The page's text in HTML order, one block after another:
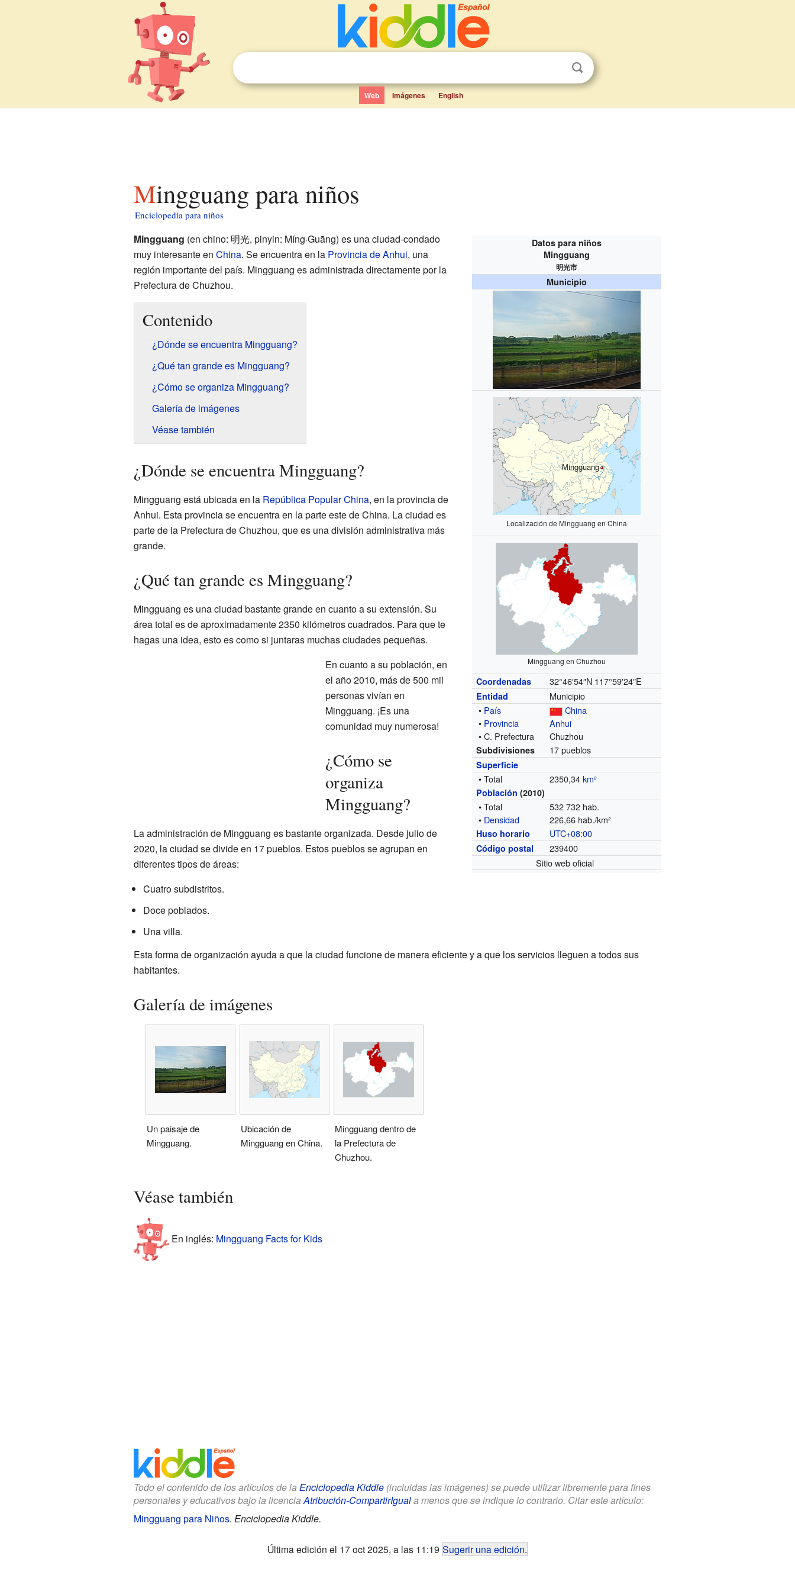
Web Imágenes English
Mingguang para niños
Enciclopedia para niños
Datos para niños
Mingguang
明光市
Municipio
Mingguang
Localización de Mingguang en China
Mingguang en Chuzhou
Coordenadas 32°46′54″N 117°59′24″E
Entidad
Municipio
• País
China
• Provincia
Anhui
• C. Prefectura
Chuzhou
Subdivisiones 17 pueblos
Superficie
• Total 2350,34km²
Población (2010)
• Total
532 732 hab.
• Densidad 226,66 hab./km²
Huso horario UTC+08:00
Código postal
239400
Sitio web oficial
Mingguang (en chino: 明光, pinyin: Míng·Guāng) es una ciudad-condado
muy interesante en China. Se encuentra en la Provincia de Anhui, una
región importante del país. Mingguang es administrada directamente por la
Prefectura de Chuzhou.
Contenido
¿Dónde se encuentra Mingguang?
¿Qué tan grande es Mingguang?
¿Cómo se organiza Mingguang?
Galería de imágenes
Véase también
¿Dónde se encuentra Mingguang?
Mingguang está ubicada en la República Popular China, en la provincia de
Anhui. Esta provincia se encuentra en la parte este de China. La ciudad es
parte de la Prefectura de Chuzhou, que es una división administrativa más
grande.
¿Qué tan grande es Mingguang?
Mingguang es una ciudad bastante grande en cuanto a su extensión. Su
área total es de aproximadamente 2350 kilómetros cuadrados. Para que te
hagas una idea, esto es como si juntaras muchas ciudades pequeñas.
En cuanto a su población, en
el año 2010, más de 500 mil
personas vivían en
Mingguang. ¡Es una
comunidad muy numerosa!
¿Cómo se
organiza
Mingguang?
La administración de Mingguang es bastante organizada. Desde julio de
2020, la ciudad se divide en 17 pueblos. Estos pueblos se agrupan en
diferentes tipos de áreas:
Cuatro subdistritos.
Doce poblados.
Una villa.
Esta forma de organización ayuda a que la ciudad funcione de manera eficiente y a que los servicios lleguen a todos sus
habitantes.
Galería de imágenes
Un paisaje de
Mingguang.
Ubicación de
Mingguang en China.
Mingguang dentro de
la Prefectura de
Chuzhou.
Véase también
En inglés: Mingguang Facts for Kids
Todo el contenido de los artículos de la Enciclopedia Kiddle(incluidas las imágenes) se puede utilizar libremente para fines
personales y educativos bajo la licencia Atribución-CompartirIguala menos que se indique lo contrario. Citar este artículo:
Mingguang para Niños. Enciclopedia Kiddle.
Última edición el 17 oct 2025, a las 11:19 Sugerir una edición.